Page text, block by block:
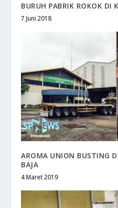
BURUH PABRIK ROKOK DI
7 Juni 2018
AROMA UNION BUSTING
BAJA
4 Maret 2019